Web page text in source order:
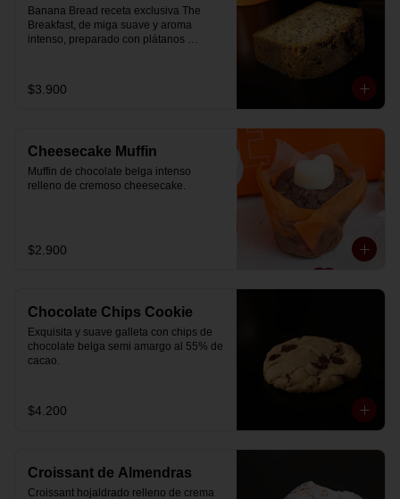
Banana Bread receta exclusiva The
Breakfast, de miga suave y aroma
intenso, preparado con plátanos
$3.900
Cheesecake Muffin
Muffin de chocolate belga intenso
relleno de cremoso cheesecake.
$2.900
Chocolate Chips Cookie
Exquisita y suave galleta con chips de
chocolate belga semi amargo al 55% de
cacao.
$4.200
Croissant de Almendras
Croissant hojaldrado relleno de crema